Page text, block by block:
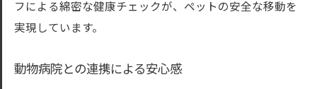
フによる綿密な健康チェックが、ペットの安全な移動を
実現しています。
動物病院との連携による安心感